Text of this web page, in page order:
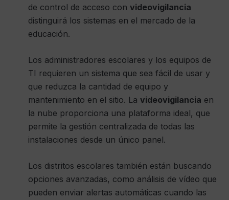
de control de acceso con videovigilancia
distinguirá los sistemas en el mercado de la
educación.
Los administradores escolares y los equipos de
TI requieren un sistema que sea fácil de usar y
que reduzca la cantidad de equipo y
mantenimiento en el sitio. La videovigilancia en
la nube proporciona una plataforma ideal, que
permite la gestión centralizada de todas las
instalaciones desde un único panel.
Los distritos escolares también están buscando
opciones avanzadas, como análisis de vídeo que
pueden enviar alertas automáticas cuando las